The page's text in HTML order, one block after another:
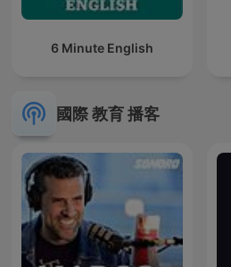
6 Minute English
國際 教育 播客